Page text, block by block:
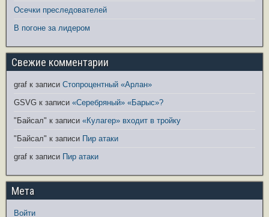
Осечки преследователей
В погоне за лидером
Свежие комментарии
graf к записи Стопроцентный «Арлан»
GSVG к записи «Серебряный» «Барыс»?
"Байсал" к записи «Кулагер» входит в тройку
"Байсал" к записи Пир атаки
graf к записи Пир атаки
Мета
Войти